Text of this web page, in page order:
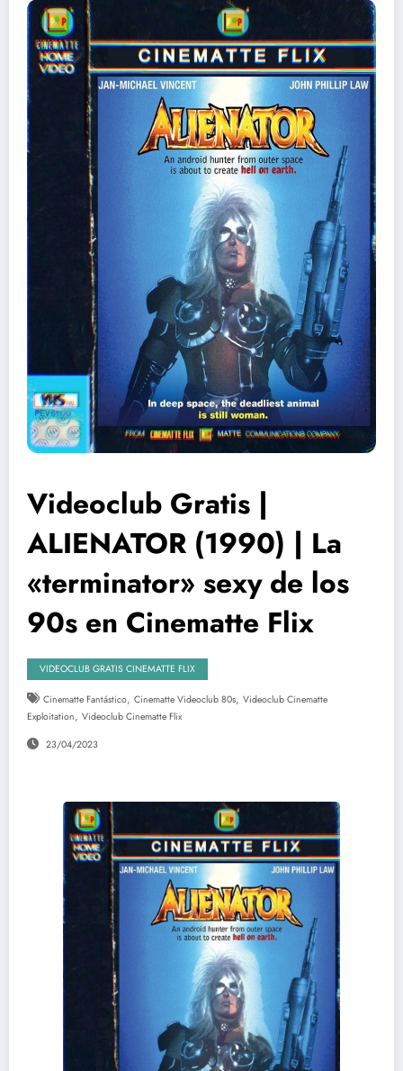
Videoclub Gratis |
ALIENATOR (1990) | La
«terminator» sexy de los
90s en Cinematte Flix
VIDEOCLUB GRATIS CINEMATTE FLIX
Cinematte Fantástico, Cinematte Videoclub 80s, Videoclub Cinematte
Exploitation, Videoclub Cinematte Flix
23/04/2023